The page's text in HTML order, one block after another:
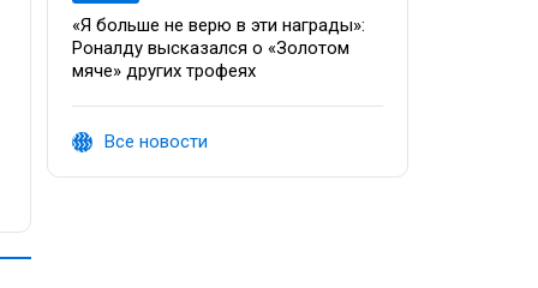
«Я больше не верю в эти награды»:
Роналду высказался о «Золотом
мяче» других трофеях
Все новости